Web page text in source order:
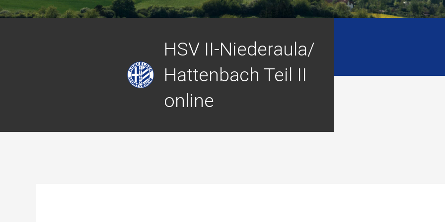
HSV II-Niederaula/
Hattenbach Teil II
online